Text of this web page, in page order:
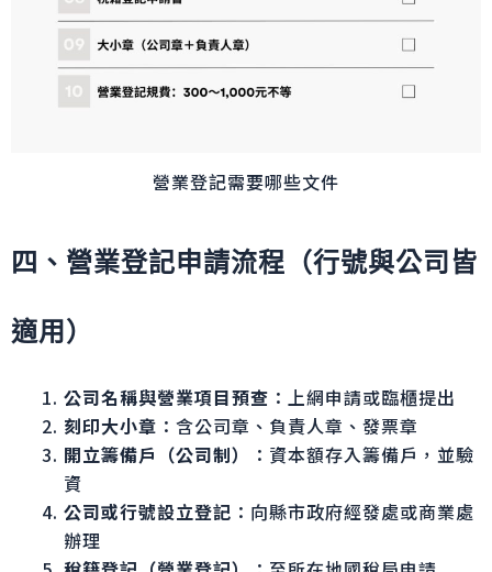
營業登記需要哪些文件
四、營業登記申請流程（行號與公司皆
適用）
公司名稱與營業項目預查 ：上網申請或臨櫃提出
刻印大小章 ：含公司章、負責人章、發票章
開立籌備戶（公司制）
：資本額存入籌備戶，並驗
資
公司或行號設立登記 ：向縣市政府經發處或商業處
辦理